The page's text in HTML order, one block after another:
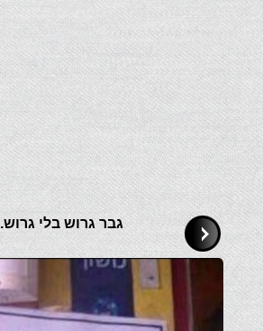
גבר גרוש בלי גרוש.